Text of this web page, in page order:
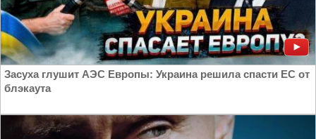
Засуха глушит АЭС Европы: Украина решила спасти ЕС от
блэкаута